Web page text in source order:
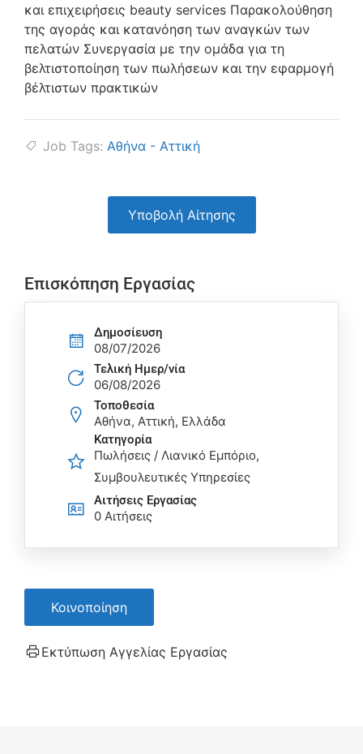
και επιχειρήσεις beauty services Παρακολούθηση
της αγοράς και κατανόηση των αναγκών των
πελατών Συνεργασία με την ομάδα για τη
βελτιστοποίηση των πωλήσεων και την εφαρμογή
βέλτιστων πρακτικών
Job Tags: Αθήνα - Αττική
Υποβολή Αίτησης
Επισκόπηση Εργασίας
Δημοσίευση
08/07/2026
Τελική Ημερ/νία
06/08/2026
Τοποθεσία
Αθήνα, Αττική, Ελλάδα
Κατηγορία
Πωλήσεις / Λιανικό Εμπόριο
Συμβουλευτικές Υπηρεσίες
Αιτήσεις Eργασίας
0 Αιτήσεις
Κοινοποίηση
Εκτύπωση Αγγελίας Εργασίας